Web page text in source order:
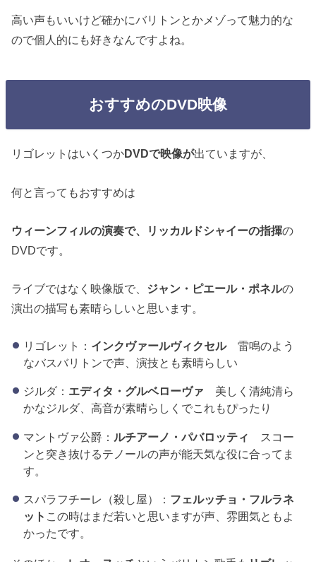
高い声もいいけど確かにバリトンとかメゾって魅力的な
ので個人的にも好きなんですよね。
おすすめのDVD映像
リゴレットはいくつかDVDで映像が出ていますが、
何と言ってもおすすめは
ウィーンフィルの演奏で、リッカルドシャイーの指揮の
DVDです。
ライブではなく映像版で、 ジャン・ピエール・ポネルの
演出の描写も素晴らしいと思います。
リゴレット： インクヴァールヴィクセル雷鳴のよう
なバスバリトンで声、演技とも素晴らしい
ジルダ： エディタ・グルベローヴァ 美しく清純清ら
かなジルダ、高音が素晴らしくでこれもぴったり
マントヴァ公爵： ルチアーノ・パバロッティ
スコー
ンと突き抜けるテノールの声が能天気な役に合ってま
す。
スパラフチーレ（殺し屋）： フェルッチョ・フルラネ
ット この時はまだ若いと思いますが声、雰囲気ともよ
かったです。